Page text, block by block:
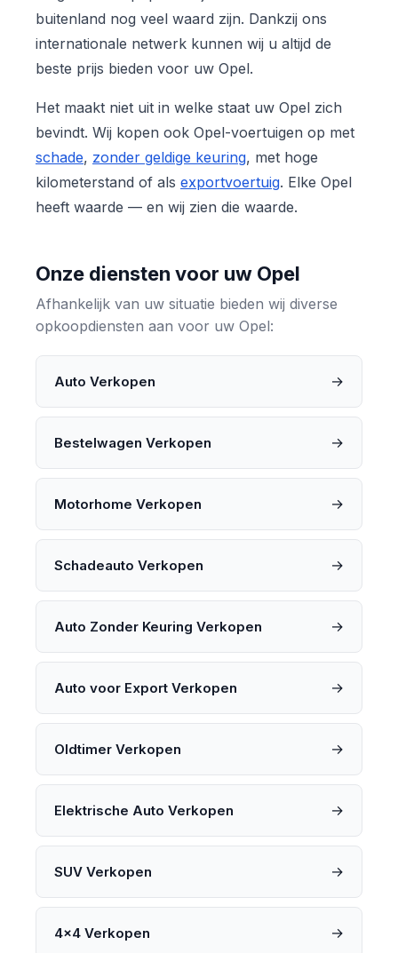
buitenland nog veel waard zijn. Dankzij ons
internationale netwerk kunnen wij u altijd de
beste prijs bieden voor uw Opel.
Het maakt niet uit in welke staat uw Opel zich
bevindt. Wij kopen ook Opel-voertuigen op met
schade, zonder geldige keuring, met hoge
kilometerstand of als exportvoertuig. Elke Opel
heeft waarde — en wij zien die waarde.
Onze diensten voor uw Opel
Afhankelijk van uw situatie bieden wij diverse
opkoopdiensten aan voor uw Opel:
Auto Verkopen →
Bestelwagen Verkopen →
Motorhome Verkopen →
Schadeauto Verkopen →
Auto Zonder Keuring Verkopen →
Auto voor Export Verkopen →
Oldtimer Verkopen →
Elektrische Auto Verkopen →
SUV Verkopen →
4x4 Verkopen →